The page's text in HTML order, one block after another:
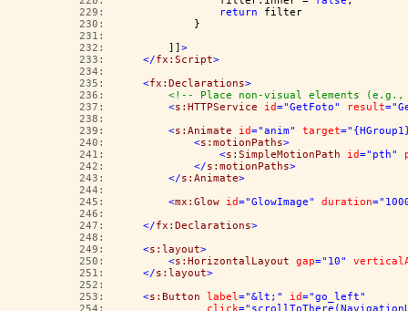
229:
return filter
230:
            }
231:
232:
        ]]
>
233:
</fx:Script>
234:
235:
<fx:Declarations>
236:
<!-- Place non-visual elements
237:
<s:HTTPService id="GetFoto" result
238:
239:
<s:Animate id="anim" target
240:
<s:motionPaths>
241:
<s:SimpleMotionPath id="pth"
242:
</s:motionPaths>
243:
</s:Animate>
244:
245:
<mx:Glow id="GlowImage" duration
246:
247:
</fx:Declarations>
248:
249:
<s:layout>
250:
<s:HorizontalLayout gap="10"
251:
</s:layout>
252:
253:
<s:Button label="&lt;" id="go_left"